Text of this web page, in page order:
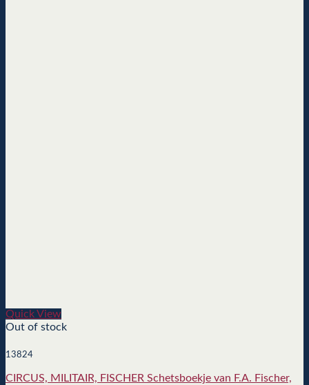
Quick View
Out of stock
13824
CIRCUS, MILITAIR, FISCHER Schetsboekje van F.A. Fischer,